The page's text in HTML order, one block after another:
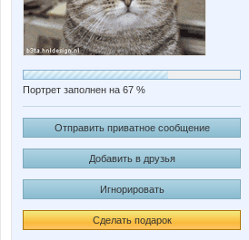
Портрет заполнен на 67 %
Отправить приватное сообщение
Добавить в друзья
Игнорировать
Сделать подарок